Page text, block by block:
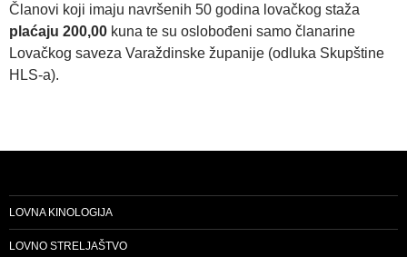
Članovi koji imaju navršenih 50 godina lovačkog staža
plaćaju 200,00 kuna te su oslobođeni samo članarine
Lovačkog saveza Varaždinske županije (odluka Skupštine
HLS-a).
LOVNA KINOLOGIJA
LOVNO STRELJAŠTVO